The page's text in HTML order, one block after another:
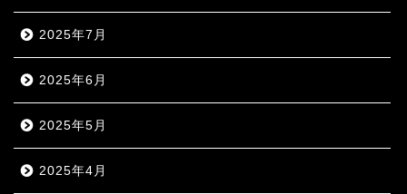
2025年7月
2025年6月
2025年5月
2025年4月